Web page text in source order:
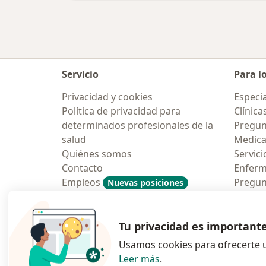
Servicio
Privacidad y cookies
Política de privacidad para
determinados profesionales de la
salud
Quiénes somos
Contacto
Empleos
Nuevas posiciones
Contratación
Para
Tu privacidad es
Usamos cookies para ofrecerte
Leer más.